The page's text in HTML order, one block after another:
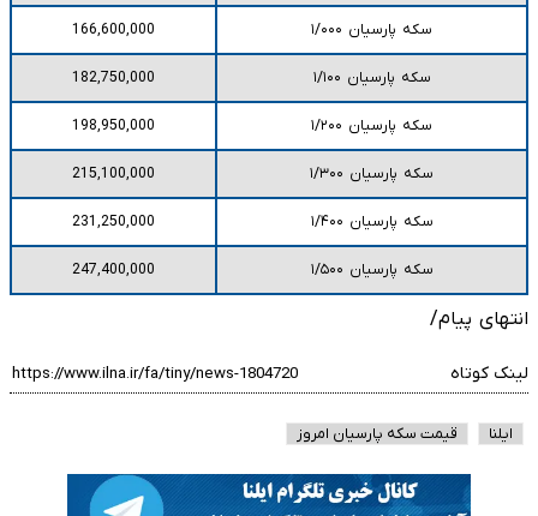
سکه پارسیان ۱/۰۰۰ 166,600,000
سکه پارسیان ۱/۱۰۰ 182,750,000
سکه پارسیان ۱/۲۰۰ 198,950,000
سکه پارسیان ۱/۳۰۰ 215,100,000
سکه پارسیان ۱/۴۰۰ 231,250,000
سکه پارسیان ۱/۵۰۰ 247,400,000
انتهای پیام/
لینک کوتاه
ایلنا قیمت سکه پارسیان امروز